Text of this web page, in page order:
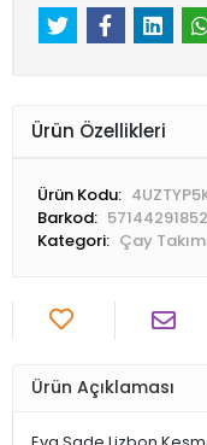
Ürün Özellikleri
Ürün Kodu:
Barkod:
Kategori: Çay
Ürün Açıklaması